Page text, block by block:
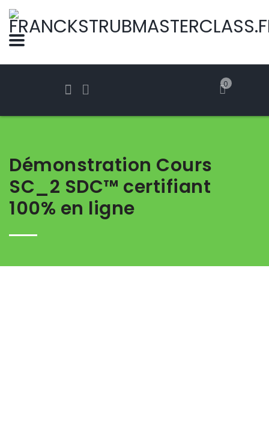
0
Démonstration Cours
SC_2 SDC™ certifiant
100% en ligne